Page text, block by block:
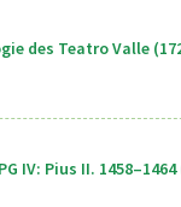
des Teatro Valle
IV: Pius II.